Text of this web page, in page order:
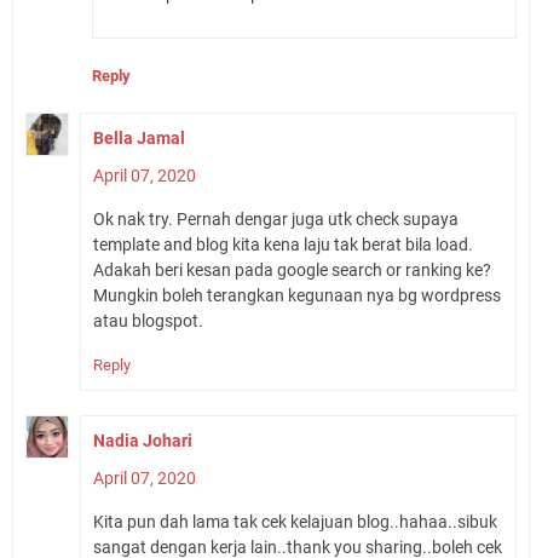
Reply
Bella Jamal
April 07, 2020
Ok nak try. Pernah dengar juga utk check supaya
template and blog kita kena laju tak berat bila load.
Adakah beri kesan pada google search or ranking ke?
Mungkin boleh terangkan kegunaan nya bg wordpress
atau blogspot.
Reply
Nadia Johari
April 07, 2020
Kita pun dah lama tak cek kelajuan blog..hahaa..sibuk
sangat dengan kerja lain..thank you sharing..boleh cek